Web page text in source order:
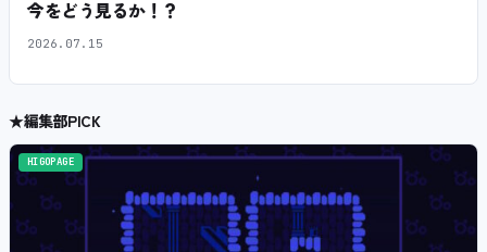
今をどう見るか！？
2026.07.15
★編集部PICK
HIGOPAGE